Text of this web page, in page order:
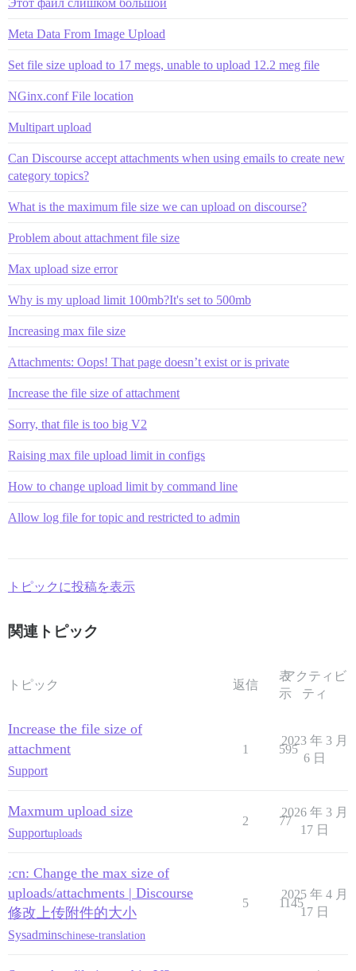
Этот файл слишком большой
Meta Data From Image Upload
Set file size upload to 17 megs, unable to upload 12.2 meg file
NGinx.conf File location
Multipart upload
Can Discourse accept attachments when using emails to create new
category topics?
What is the maximum file size we can upload on discourse?
Problem about attachment file size
Max upload size error
Why is my upload limit 100mb?It's set to 500mb
Increasing max file size
Attachments: Oops! That page doesn’t exist or is private
Increase the file size of attachment
Sorry, that file is too big V2
Raising max file upload limit in configs
How to change upload limit by command line
Allow log file for topic and restricted to admin
トピックに投稿を表示
関連トピック
トピック 返信
表
示
アクティビ
ティ
Increase the file size of
attachment
Support
1 595
2023 年 3 月
6 日
Maxmum upload size
Supportuploads
2 77
2026 年 3 月
17 日
:cn: Change the max size of
uploads/attachments | Discourse
修改上传附件的大小
Sysadminschinese-translation
5 1145
2025 年 4 月
17 日